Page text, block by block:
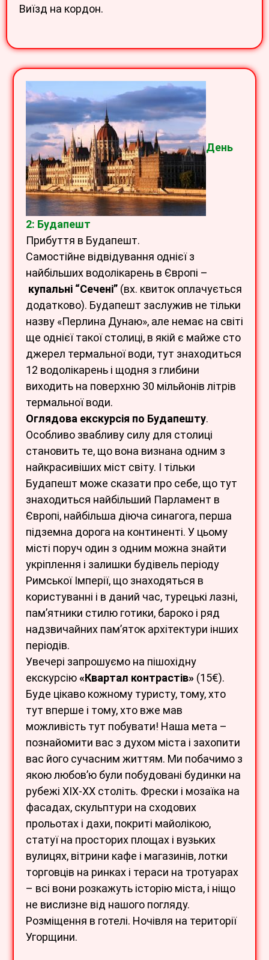
Виїзд на кордон.
День
2: Будапешт
Прибуття в Будапешт.
Самостійне відвідування однієї з
найбільших водолікарень в Європі –
купальні “Сечені” (вх. квиток оплачується
додатково). Будапешт заслужив не тільки
назву «Перлина Дунаю», але немає на світі
ще однієї такої столиці, в якій є майже сто
джерел термальної води, тут знаходиться
12 водолікарень і щодня з глибини
виходить на поверхню 30 мільйонів літрів
термальної води.
Оглядова екскурсія по Будапешту.
Особливо звабливу силу для столиці
становить те, що вона визнана одним з
найкрасивіших міст світу. І тільки
Будапешт може сказати про себе, що тут
знаходиться найбільший Парламент в
Європі, найбільша діюча синагога, перша
підземна дорога на континенті. У цьому
місті поруч один з одним можна знайти
укріплення і залишки будівель періоду
Римської Імперії, що знаходяться в
користуванні і в даний час, турецькі лазні,
пам’ятники стилю готики, бароко і ряд
надзвичайних пам’яток архітектури інших
періодів.
Увечері запрошуємо на пішохідну
екскурсію«Квартал контрастів» (15€).
Буде цікаво кожному туристу, тому, хто
тут вперше і тому, хто вже мав
можливість тут побувати! Наша мета –
познайомити вас з духом міста і захопити
вас його сучасним життям. Ми побачимо з
якою любов’ю були побудовані будинки на
рубежі XIX-XX століть. Фрески і мозаїка на
фасадах, скульптури на сходових
прольотах і дахи, покриті майолікою,
статуї на просторих площах і вузьких
вулицях, вітрини кафе і магазинів, лотки
торговців на ринках і тераси на тротуарах
– всі вони розкажуть історію міста, і ніщо
не вислизне від нашого погляду.
Розміщення в готелі. Ночівля на території
Угорщини.